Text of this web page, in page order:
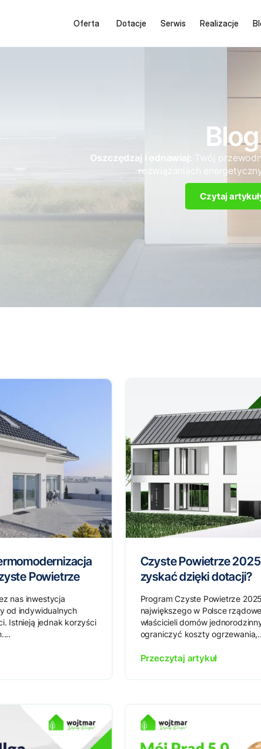
Oferta Dotacje Serwis Realizacje
Blog
Oszczędzaj i odnawiaj:
Twój
rozwiązaniach
Czytaj
Powietrze
nas inwestycja
od indywidualnych
Istnieją jednak korzyści
Czyste Powietrze
zyskać dzięki dotacji?
Program Czyste Powietrze
największego w Polsce
właścicieli domów
ograniczyć koszty
Przeczytaj artykuł